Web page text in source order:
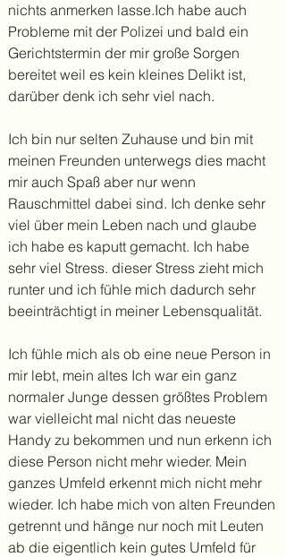
nichts anmerken lasse.Ich habe auch
Probleme mit der Polizei und bald ein
Gerichtstermin der mir große Sorgen
bereitet weil es kein kleines Delikt ist,
darüber denk ich sehr viel nach.
Ich bin nur selten Zuhause und bin mit
meinen Freunden unterwegs dies macht
mir auch Spaß aber nur wenn
Rauschmittel dabei sind. Ich denke sehr
viel über mein Leben nach und glaube
ich habe es kaputt gemacht. Ich habe
sehr viel Stress. dieser Stress zieht mich
runter und ich fühle mich dadurch sehr
beeinträchtigt in meiner Lebensqualität.
Ich fühle mich als ob eine neue Person in
mir lebt, mein altes Ich war ein ganz
normaler Junge dessen größtes Problem
war vielleicht mal nicht das neueste
Handy zu bekommen und nun erkenn ich
diese Person nicht mehr wieder. Mein
ganzes Umfeld erkennt mich nicht mehr
wieder. Ich habe mich von alten Freunden
getrennt und hänge nur noch mit Leuten
ab die eigentlich kein gutes Umfeld für